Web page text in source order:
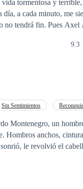
tormentosa y
no tendrá fin. Pues
él. Debo
9.3
Sin Sentimientos
Montenegro, un
Hombros anchos,
le revolvió el
la pureza de su